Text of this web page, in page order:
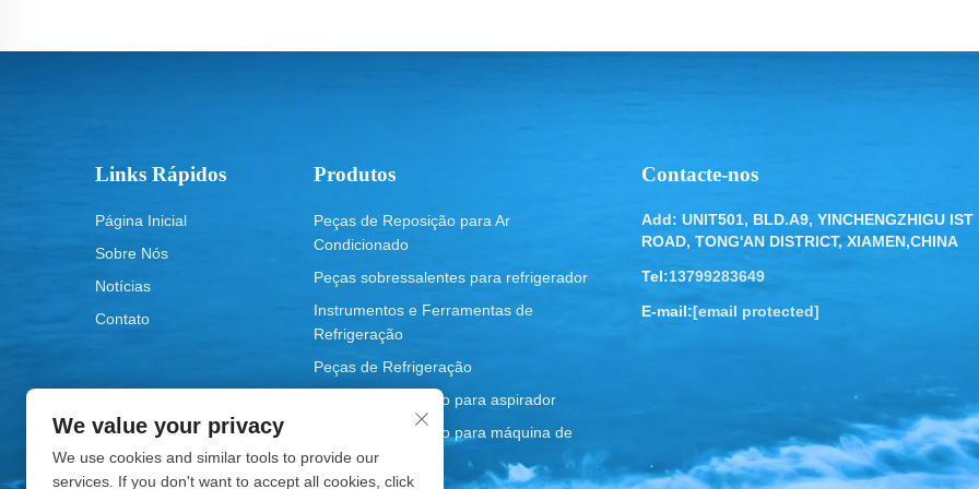
Links Rápidos
Página Inicial
Sobre Nós
Notícias
Contato
Produtos
Peças de Reposição para Ar
Condicionado
Peças sobressalentes para refrigerador
Instrumentos e Ferramentas de
Refrigeração
Peças de Refrigeração
Peças de reposição para aspirador
Peças de reposição para máquina de
lavar
Contacte-nos
Add: UNIT501, BLD.A9, YINCHENGZHIGU IST
ROAD, TONG'AN DISTRICT, XIAMEN,CHINA
Tel:13799283649
E-mail:[email protected]
We value your privacy
We use cookies and similar tools to provide our
services. If you don't want to accept all cookies, click